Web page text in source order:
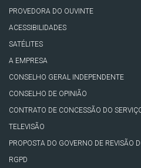
PROVEDORA DO OUVINTE
ACESSIBILIDADES
SATÉLITES
A EMPRESA
CONSELHO GERAL INDEPENDENTE
CONSELHO DE OPINIÃO
CONTRATO DE CONCESSÃO DO
TELEVISÃO
PROPOSTA DO GOVERNO DE REVISÃO
RGPD